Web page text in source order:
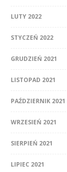
LUTY 2022
STYCZEŃ 2022
GRUDZIEŃ 2021
LISTOPAD 2021
PAŹDZIERNIK 2021
WRZESIEŃ 2021
SIERPIEŃ 2021
LIPIEC 2021